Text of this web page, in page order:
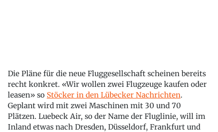
Die Pläne für die neue Fluggesellschaft scheinen bereits
recht konkret. «Wir wollen zwei Flugzeuge kaufen oder
leasen» so Stöcker in den Lübecker Nachrichten.
Geplant wird mit zwei Maschinen mit 30 und 70
Plätzen. Luebeck Air, so der Name der Fluglinie, will im
Inland etwas nach Dresden, Düsseldorf, Frankfurt und